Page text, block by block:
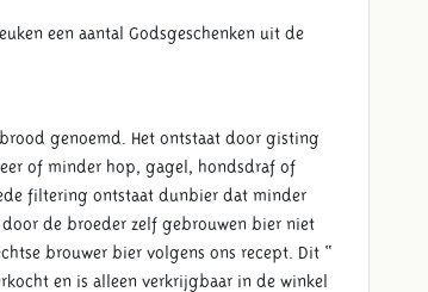
een aantal Godsgeschenken uit de
genoemd. Het ontstaat door gisting
of minder hop, gagel, hondsdraf of
filtering ontstaat dunbier dat minder
de broeder zelf gebrouwen bier niet
brouwer bier volgens ons recept. Dit “
en is alleen verkrijgbaar in de winkel